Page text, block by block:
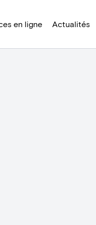
en ligne Actualités